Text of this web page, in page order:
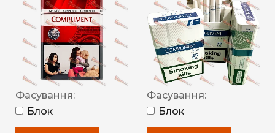
Фасування:
Блок
Фасування:
Блок